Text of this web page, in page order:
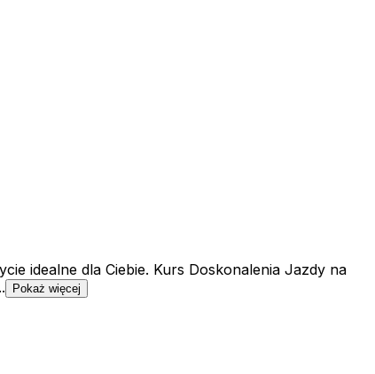
idealne dla Ciebie. Kurs Doskonalenia Jazdy na
Pokaż więcej